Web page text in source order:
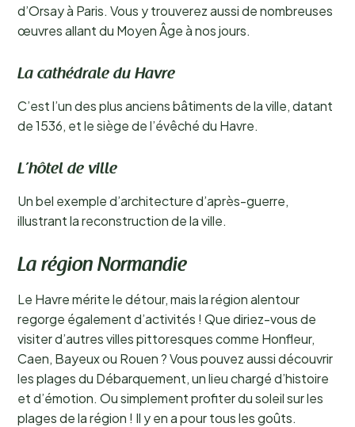
d’Orsay à Paris. Vous y trouverez aussi de nombreuses
œuvres allant du Moyen Âge à nos jours.
La cathédrale du Havre
C’est l’un des plus anciens bâtiments de la ville, datant
de 1536, et le siège de l’évêché du Havre.
L’hôtel de ville
Un bel exemple d’architecture d’après-guerre,
illustrant la reconstruction de la ville.
La région Normandie
Le Havre mérite le détour, mais la région alentour
regorge également d’activités ! Que diriez-vous de
visiter d’autres villes pittoresques comme Honfleur,
Caen, Bayeux ou Rouen ? Vous pouvez aussi découvrir
les plages du Débarquement, un lieu chargé d’histoire
et d’émotion. Ou simplement profiter du soleil sur les
plages de la région ! Il y en a pour tous les goûts.